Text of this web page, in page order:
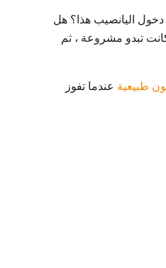
دخول اليانصيب هذا؟ هل
تبدو مشروعة ، ثم
طبيعية عندما تفوز